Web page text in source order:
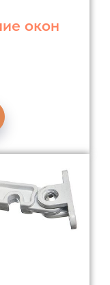
окон